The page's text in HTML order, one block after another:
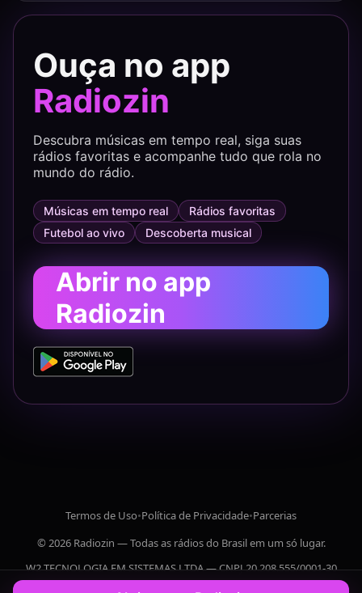
Ouça no app
Radiozin
Descubra músicas em tempo real, siga suas
rádios favoritas e acompanhe tudo que rola no
mundo do rádio.
Músicas em tempo real
Rádios favoritas
Futebol ao vivo
Descoberta musical
Abrir no app
Radiozin
Termos de Uso•Política de Privacidade•Parcerias
© 2026 Radiozin — Todas as rádios do Brasil em um só lugar.
W2 TECNOLOGIA EM SISTEMAS LTDA — CNPJ 20.208.555/0001-30